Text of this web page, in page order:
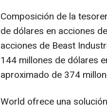
Composición de la
de dólares en acciones
acciones de Beast
144 millones de dólares
aproximado de 374
World ofrece una